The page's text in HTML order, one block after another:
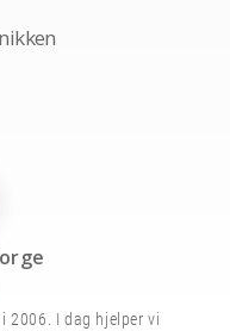
2006. I dag hjelper vi